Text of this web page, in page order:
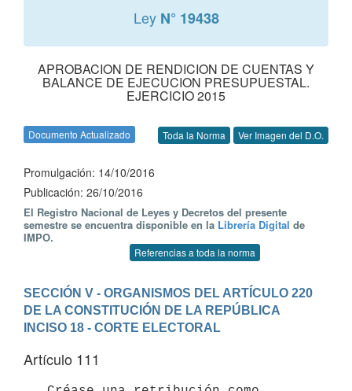
Ley N° 19438
APROBACION DE RENDICION DE CUENTAS Y
BALANCE DE EJECUCION PRESUPUESTAL.
EJERCICIO 2015
Documento Actualizado Toda la Norma Ver Imagen del D.O.
Promulgación: 14/10/2016
Publicación: 26/10/2016
El Registro Nacional de Leyes y Decretos del presente
semestre se encuentra disponible en la Librería Digital de
IMPO.
Referencias a toda la norma
SECCIÓN V - ORGANISMOS DEL ARTÍCULO 220
DE LA CONSTITUCIÓN DE LA REPÚBLICA
INCISO 18 - CORTE ELECTORAL
Artículo 111